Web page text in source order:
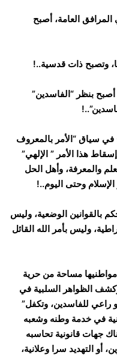
العامة، أصبح
وتصبح ذات قدسية..!
بنظر “الفاسدين”
في سياق “الأمر بالمعروف
هذا الأمر ” الإلهي”
والمعرفة، وأهل الحل
وحتى اليوم..!
بالقوانين الوضعية، وليس
وليس بأمر الله القائل
مواطنيها مساحة من حرية
وكشف الظواهر السلبية في
راعي للفاسدين، وتكفل”
في خدمة وطنه وشعبه
جهات قانونية تحاسبه
أو التهديد سرا وعلانية،